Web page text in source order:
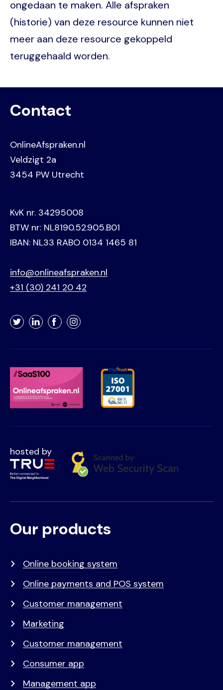
ongedaan te maken. Alle afspraken
(historie) van deze resource kunnen niet
meer aan deze resource gekoppeld
teruggehaald worden.
Contact
OnlineAfspraken.nl
Veldzigt 2a
3454 PW Utrecht
KvK nr. 34295008
BTW nr: NL8190.52.905.B01
IBAN: NL33 RABO 0134 1465 81
info@onlineafspraken.nl
+31 (30) 241 20 42
TwitterLinkedInFacebookInstagram
hosted by
Voet
Primair
Our products
Online booking system
Online payments and POS system
Customer management
Marketing
Customer management
Consumer app
Management app